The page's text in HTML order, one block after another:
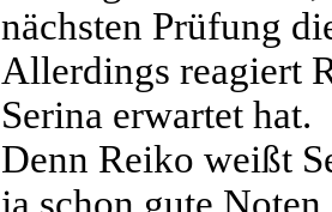
nächsten Prüfung
Allerdings reagiert
Serina erwartet hat.
Denn Reiko weißt